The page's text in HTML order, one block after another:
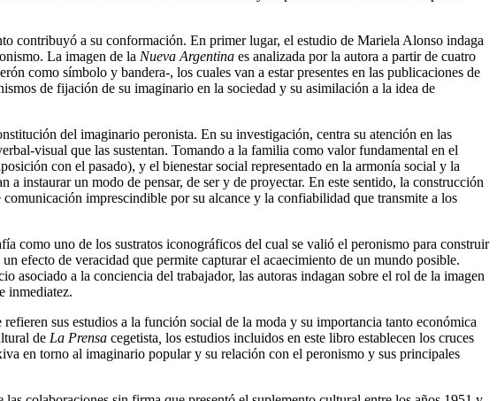
contribuyó a su conformación. En primer lugar, el estudio de Mariela Alonso indaga
La imagen de la Nueva Argentina es analizada por la autora a partir de cuatro
como símbolo y bandera-, los cuales van a estar presentes en las publicaciones de
de fijación de su imaginario en la sociedad y su asimilación a la idea de
del imaginario peronista. En su investigación, centra su atención en las
visual que las sustentan. Tomando a la familia como valor fundamental en el
con el pasado), y el bienestar social representado en la armonía social y la
a instaurar un modo de pensar, de ser y de proyectar. En este sentido, la construcción
imprescindible por su alcance y la confiabilidad que transmite a los
como uno de los sustratos iconográficos del cual se valió el peronismo para construir
efecto de veracidad que permite capturar el acaecimiento de un mundo posible.
a la conciencia del trabajador, las autoras indagan sobre el rol de la imagen
inmediatez.
sus estudios a la función social de la moda y su importancia tanto económica
de La Prensa cegetista los estudios incluidos en este libro establecen los cruces
en torno al imaginario popular y su relación con el peronismo y sus principales